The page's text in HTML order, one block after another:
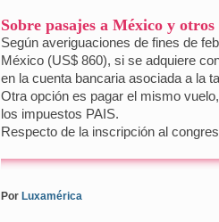
Sobre pasajes a México y otros
Según averiguaciones de fines de
México (US$ 860), si se adquiere
en la cuenta bancaria asociada a la
Otra opción es pagar el mismo
los impuestos PAIS.
Respecto de la inscripción al
Por Luxamérica